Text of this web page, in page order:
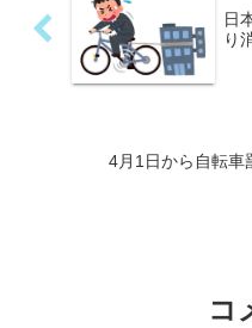
日
り
4月1日から自転車
コ